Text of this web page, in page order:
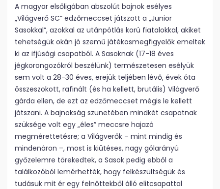
A magyar elsőligában abszolút bajnok esélyes
„Világverő SC” edzőmeccset játszott a „Junior
Sasokkal”, azokkal az utánpótlás korú fiatalokkal, akiket
tehetségük okán jó szemű játékosmegfigyelők emeltek
ki az ifjúsági csapatból. A Sasoknak (17-18 éves
jégkorongozókról beszélünk) természetesen esélyük
sem volt a 28-30 éves, erejük teljében lévő, évek óta
összeszokott, rafinált (és ha kellett, brutális) Világverő
gárda ellen, de ezt az edzőmeccset mégis le kellett
játszani. A bajnokság szünetében mindkét csapatnak
szüksége volt egy „éles” meccsre hajazó
megmérettetésre; a Világverők – mint mindig és
mindenáron –, most is kiütéses, nagy gólarányú
győzelemre törekedtek, a Sasok pedig ebből a
találkozóból lemérhették, hogy felkészültségük és
tudásuk mit ér egy felnőttekből álló elitcsapattal